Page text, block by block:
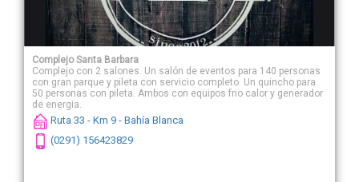
Complejo Santa Barbara
Complejo con 2 salones. Un salón de eventos para 140 personas
con gran parque y pileta con servicio completo. Un quincho para
50 personas con pileta. Ambos con equipos frio calor y generador
de energia.
Ruta 33 - Km 9 - Bahía Blanca
(0291) 156423829